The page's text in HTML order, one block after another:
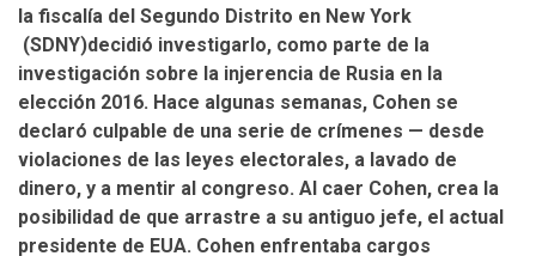
la fiscalía del Segundo Distrito en New York
(SDNY)decidió investigarlo, como parte de la
investigación sobre la injerencia de Rusia en la
elección 2016. Hace algunas semanas, Cohen se
declaró culpable de una serie de crímenes — desde
violaciones de las leyes electorales, a lavado de
dinero, y a mentir al congreso. Al caer Cohen, crea la
posibilidad de que arrastre a su antiguo jefe, el actual
presidente de EUA. Cohen enfrentaba cargos